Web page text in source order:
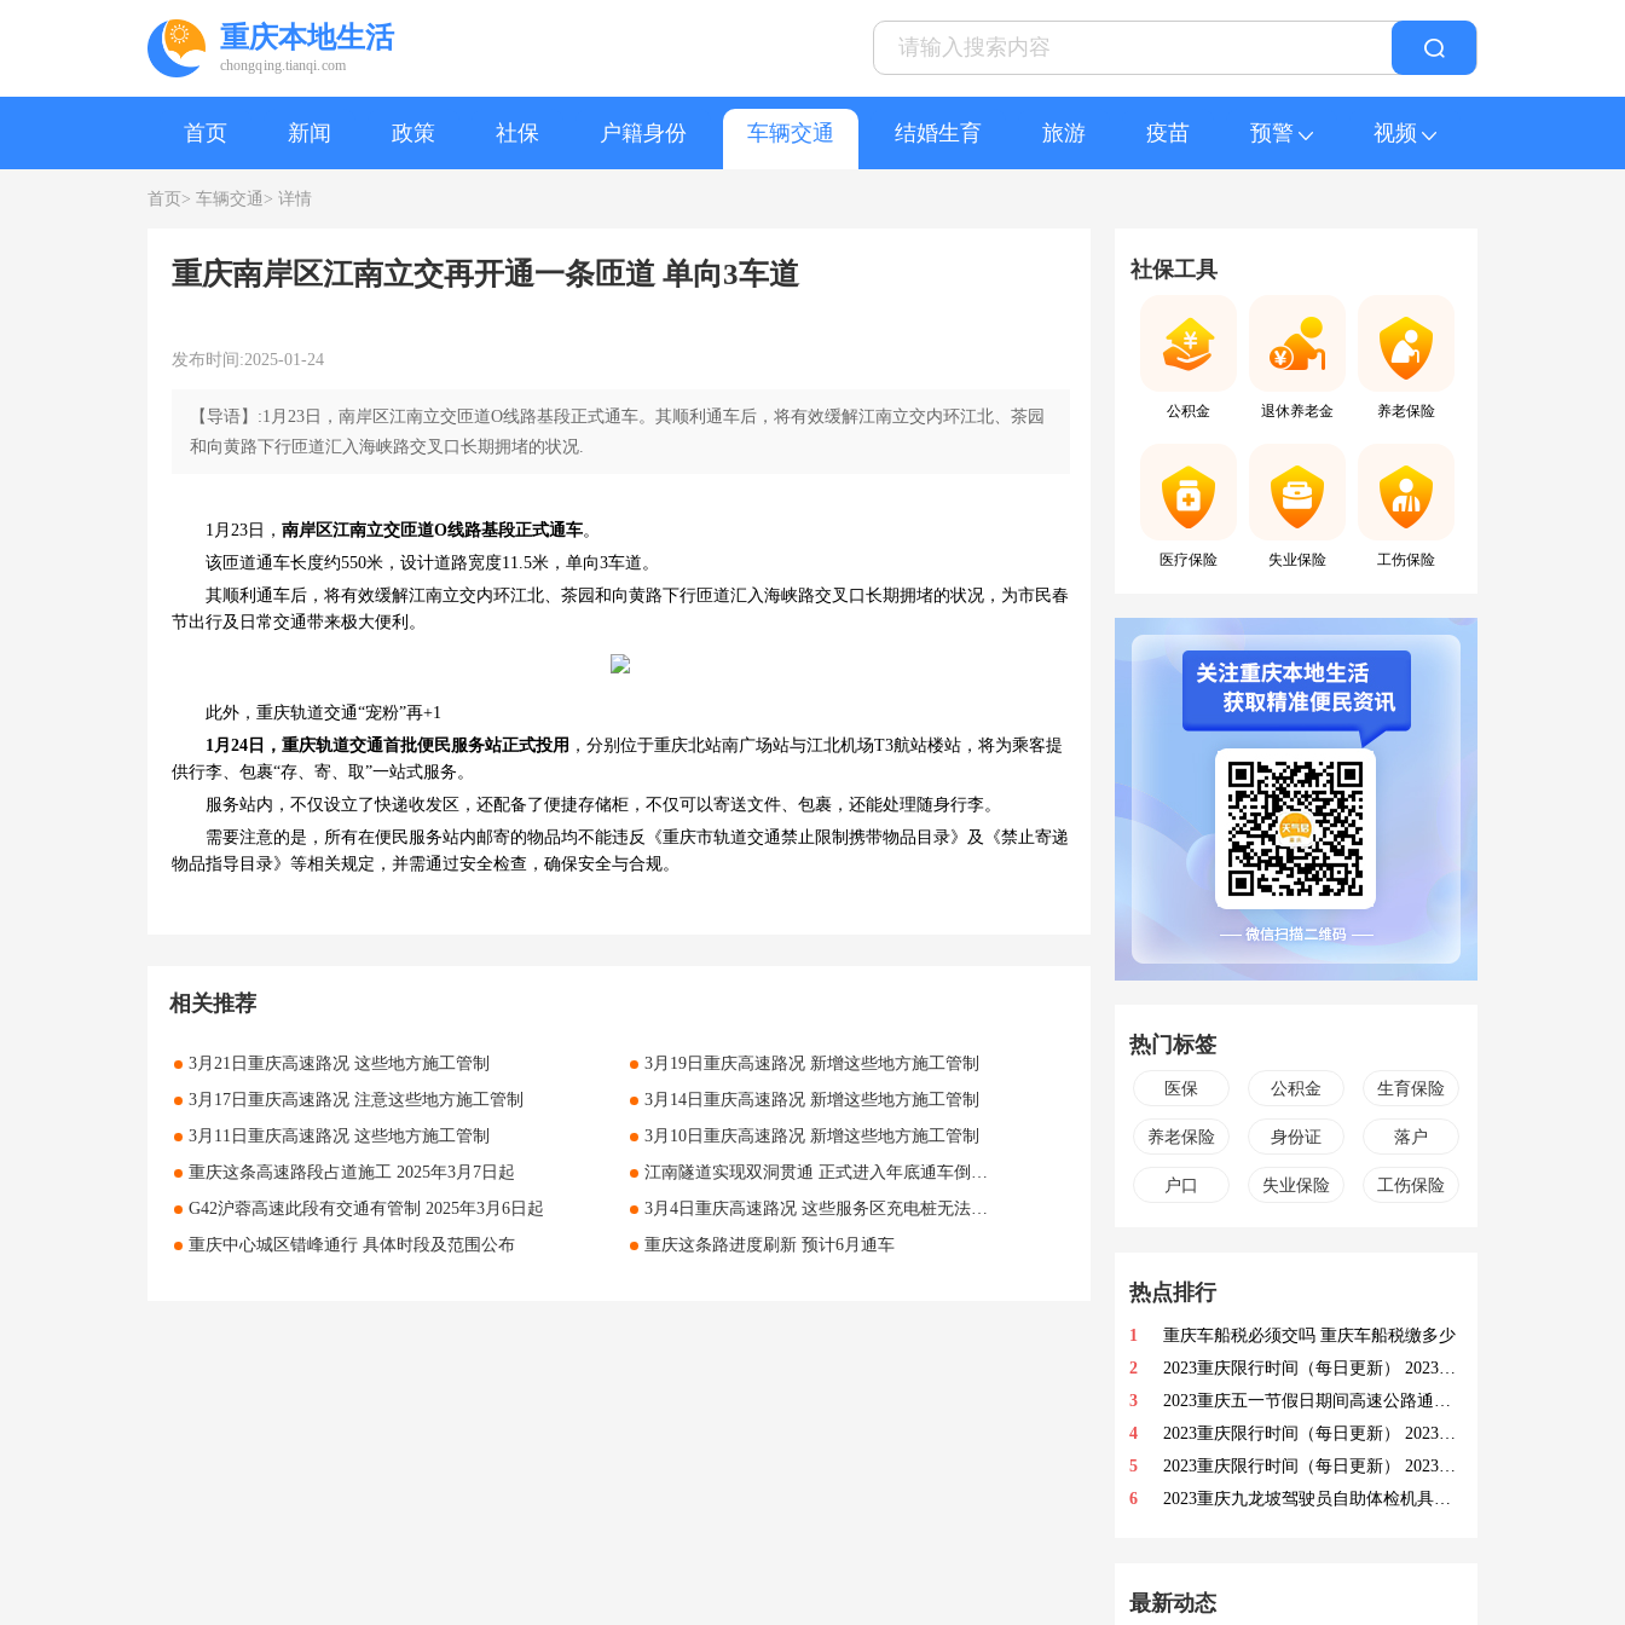
重庆本地生活
chongqing.tianqi.com
首页 新闻 政策 社保 户籍身份 车辆交通 结婚生育 旅游 疫苗 预警 视频
首页> 车辆交通> 详情
重庆南岸区江南立交再开通一条匝道 单向3车道
发布时间:2025-01-24
【导语】:1月23日，南岸区江南立交匝道O线路基段正式通车。其顺利通车后，将有效缓解江南立交内环江北、茶园
和向黄路下行匝道汇入海峡路交叉口长期拥堵的状况.
1月23日， 南岸区江南立交匝道O线路基段正式通车。
该匝道通车长度约550米，设计道路宽度11.5米，单向3车道。
其顺利通车后，将有效缓解江南立交内环江北、茶园和向黄路下行匝道汇入海峡路交叉口长期拥堵的状况，为市民春
节出行及日常交通带来极大便利。
此外，重庆轨道交通“宠粉”再+1
1月24日，重庆轨道交通首批便民服务站正式投用 ，分别位于重庆北站南广场站与江北机场T3航站楼站，将为乘客提
供行李、包裹“存、寄、取”一站式服务。
服务站内，不仅设立了快递收发区，还配备了便捷存储柜，不仅可以寄送文件、包裹，还能处理随身行李。
需要注意的是，所有在便民服务站内邮寄的物品均不能违反《重庆市轨道交通禁止限制携带物品目录》及《禁止寄递
物品指导目录》等相关规定，并需通过安全检查，确保安全与合规。
相关推荐
3月21日重庆高速路况 这些地方施工管制
3月19日重庆高速路况 新增这些地方施工管制
3月17日重庆高速路况 注意这些地方施工管制
3月14日重庆高速路况 新增这些地方施工管制
3月11日重庆高速路况 这些地方施工管制
3月10日重庆高速路况 新增这些地方施工管制
重庆这条高速路段占道施工 2025年3月7日起
江南隧道实现双洞贯通 正式进入年底通车倒计时
G42沪蓉高速此段有交通有管制 2025年3月6日起
3月4日重庆高速路况 这些服务区充电桩无法使用
重庆中心城区错峰通行 具体时段及范围公布
重庆这条路进度刷新 预计6月通车
社保工具
公积金 退休养老金 养老保险
医疗保险 失业保险 工伤保险
热门标签
医保 公积金 生育保险
养老保险 身份证 落户
户口 失业保险 工伤保险
热点排行
1
重庆车船税必须交吗 重庆车船税缴多少
2
2023重庆限行时间（每日更新） 2023年3月25日重庆限行吗
3
2023重庆五一节假日期间高速公路通行预测 2023重庆五一节假日易堵收费站一览
4
2023重庆限行时间（每日更新） 2023重庆限行大桥有哪些
5
2023重庆限行时间（每日更新） 2023重庆每日限行提醒
6
2023重庆九龙坡驾驶员自助体检机具体地址 2023重庆九龙坡驾驶员自助体检机哪里有
最新动态